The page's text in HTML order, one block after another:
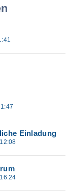
Einladung